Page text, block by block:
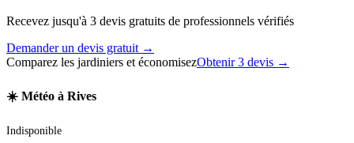
Recevez jusqu'à 3 devis gratuits de professionnels vérifiés
Demander un devis gratuit →
Comparez les jardiniers et économisezObtenir 3 devis →
☀️ Météo à Rives
Indisponible